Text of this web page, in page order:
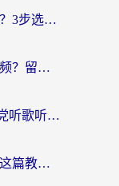
在国外不能登录中国网站怎么办？3步选对回国加速器，无缝刷剧、办业务
在国外有什么软件可以看国内视频？留学生亲测的追剧救星来了
全民K歌国外可以打开吗？海外党听歌听书无限制的实用指南
国外能听歌的音乐软件总失效？这篇教你怎么在海外流畅听网易云